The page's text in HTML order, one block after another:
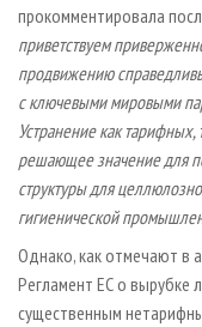
ИНСТРУМЕНТ И
БИБЛИОТЕКА
прокомментировала
приветствуем
продвижению
с ключевыми мировыми
Устранение как
решающее значение для
структуры для
гигиенической
Однако, как отмечают в
Регламент ЕС о вырубке
существенным